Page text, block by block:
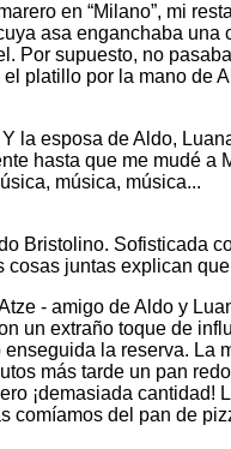
en “Milano”, mi
asa enganchaba
supuesto, no
platillo por la mano de
la esposa de Aldo,
hasta que me mudé a
música, música...
Bristolino. Sofisticada
juntas explican
- amigo de Aldo y
un extraño toque de
la reserva.
más tarde un pan
¡demasiada
del pan de